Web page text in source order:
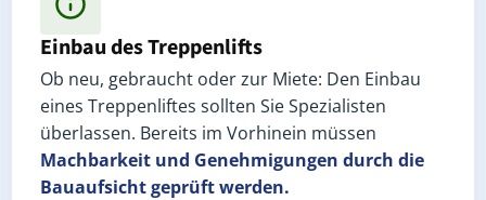
Einbau des Treppenlifts
Ob neu, gebraucht oder zur Miete: Den Einbau
eines Treppenliftes sollten Sie Spezialisten
überlassen. Bereits im Vorhinein müssen
Machbarkeit und Genehmigungen durch die
Bauaufsicht geprüft werden.